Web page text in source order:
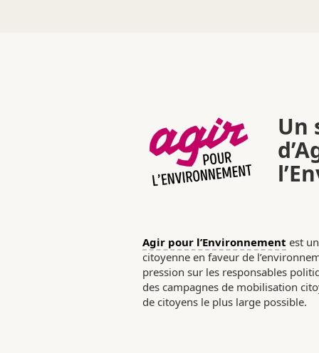
Un
Agir pour l’Environnement est
citoyenne en faveur de
pression sur les responsables
des campagnes de mobilisation
de citoyens le plus large possible.